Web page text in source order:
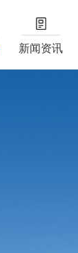
新闻资讯